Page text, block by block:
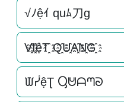
√ﾉệｲ quﾑ刀g
V҈I҈ệT҈ Q҈U҈A҈N҈G҈
ᙡᓮệƮ Ⴓᕰᗩᘉᘐ